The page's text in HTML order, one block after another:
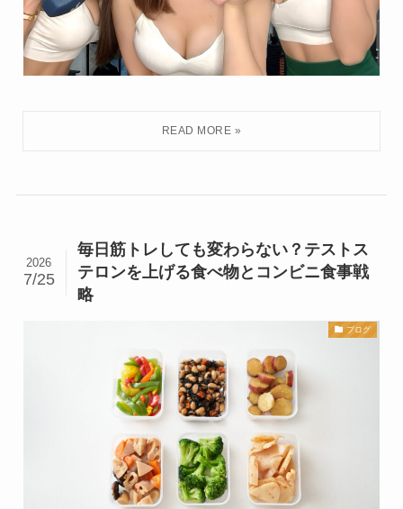
毎日筋トレしても変わらない？テストス
テロンを上げる食べ物とコンビニ食事戦
略
2026
7/25
ブログ